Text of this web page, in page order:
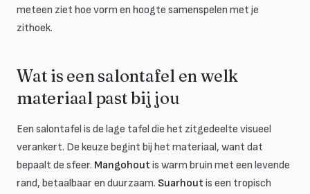
meteen ziet hoe vorm en hoogte samenspelen met je
zithoek.
Wat is een salontafel en welk
materiaal past bij jou
Een salontafel is de lage tafel die het zitgedeelte visueel
verankert. De keuze begint bij het materiaal, want dat
bepaalt de sfeer. Mangohout is warm bruin met een levende
rand, betaalbaar en duurzaam. Suarhout is een tropisch